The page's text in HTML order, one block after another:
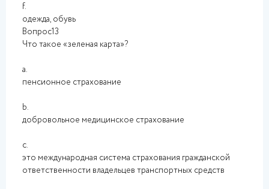
f.
одежда, обувь
Вопрос13
Что такое «зеленая карта»?
a.
пенсионное страхование
b.
добровольное медицинское страхование
c.
это международная система страхования гражданской
ответственности владельцев транспортных средств